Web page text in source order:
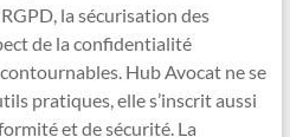
la sécurisation des
de la confidentialité
Hub Avocat ne se
pratiques, elle s’inscrit aussi
et de sécurité. La